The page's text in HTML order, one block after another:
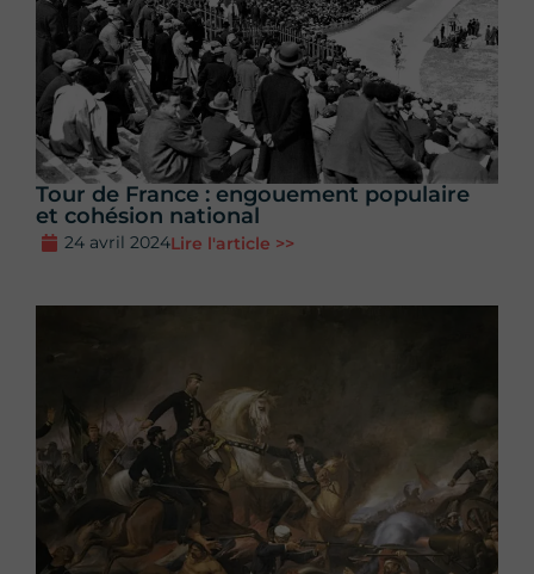
Tour de France : engouement populaire
et cohésion national
24 avril 2024Lire l'article >>